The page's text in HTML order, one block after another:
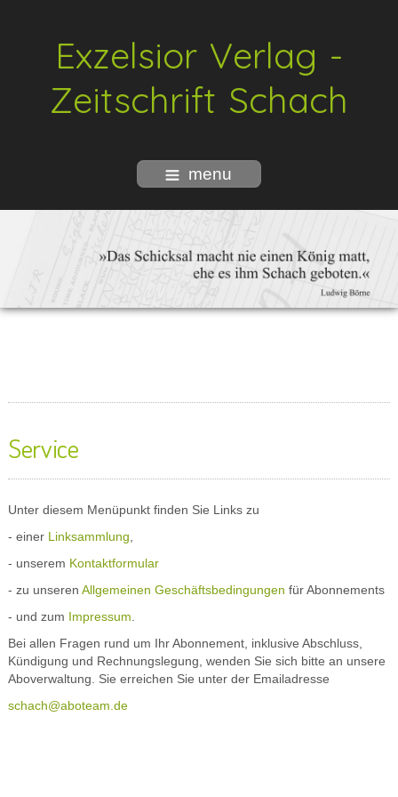
Exzelsior Verlag -
Zeitschrift Schach
menu
Service
Unter diesem Menüpunkt finden Sie Links zu
- einer Linksammlung
- unserem Kontaktformular
- zu unseren Allgemeinen Geschäftsbedingungen für Abonnements
- und zum Impressum
Bei allen Fragen rund um Ihr Abonnement, inklusive Abschluss,
Kündigung und Rechnungslegung, wenden Sie sich bitte an unsere
Aboverwaltung. Sie erreichen Sie unter der Emailadresse
schach@aboteam.de